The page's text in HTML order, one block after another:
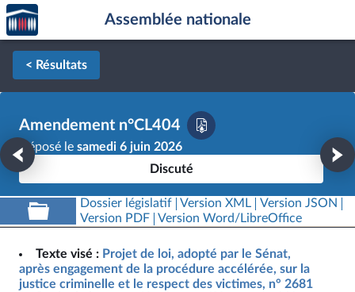
Aller au contenu
Aller en bas de la page
Accèder
à la
page
d'accueil
Assemblée nationale
< Résultats
Amendement n°CL404
Déposé le samedi 6 juin 2026
Discuté
Dossier législatif Version XML
Version JSON
Version PDF
Version Word/LibreOffice
Texte visé : Projet de loi, adopté par le Sénat,
après engagement de la procédure accélérée, sur la
justice criminelle et le respect des victimes, n° 2681